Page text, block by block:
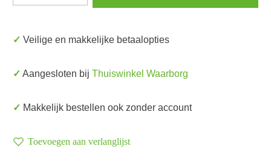
✓ Veilige en makkelijke betaalopties
✓ Aangesloten bij Thuiswinkel Waarborg
✓ Makkelijk bestellen ook zonder account
Toevoegen aan verlanglijst